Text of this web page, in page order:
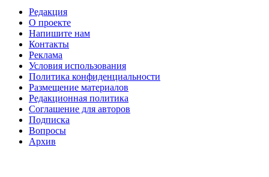
Редакция
О проекте
Напишите нам
Контакты
Реклама
Условия использования
Политика конфиденциальности
Размещение материалов
Редакционная политика
Соглашение для авторов
Подписка
Вопросы
Архив